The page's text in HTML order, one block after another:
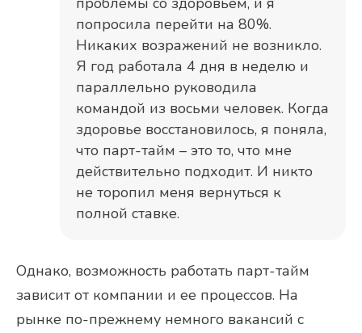
попросила перейти на 80%.
Никаких возражений не возникло.
Я год работала 4 дня в неделю и
параллельно руководила
командой из восьми человек. Когда
здоровье восстановилось, я поняла,
что парт-тайм – это то, что мне
действительно подходит. И никто
не торопил меня вернуться к
полной ставке.
Однако, возможность работать парт-тайм
зависит от компании и ее процессов. На
рынке по-прежнему немного вакансий с